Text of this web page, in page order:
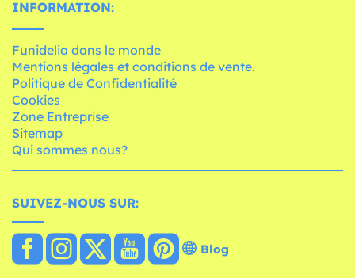
INFORMATION:
Funidelia dans le monde
Mentions légales et conditions de vente.
Politique de Confidentialité
Cookies
Zone Entreprise
Sitemap
Qui sommes nous?
SUIVEZ-NOUS SUR:
Blog